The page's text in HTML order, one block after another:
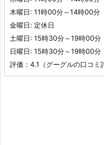
木曜日: 11時00分～14時00分
金曜日: 定休日
土曜日: 15時30分～19時00分
日曜日: 15時30分～19時00分
評価：4.1（グーグルの口コミ